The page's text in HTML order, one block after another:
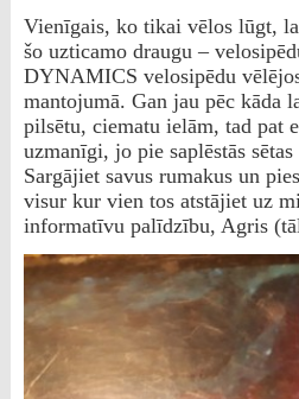
Vienīgais, ko tikai vēlos lūgt,
šo uzticamo draugu –
DYNAMICS velosipēdu
mantojumā. Gan jau pēc kāda
pilsētu, ciematu ielām, tad pat
uzmanīgi, jo pie saplēstās
Sargājiet savus rumakus un
visur kur vien tos atstājiet uz
informatīvu palīdzību, Agris